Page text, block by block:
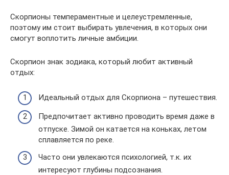
Скорпионы темпераментные и целеустремленные,
поэтому им стоит выбирать увлечения, в которых они
смогут воплотить личные амбиции.
Скорпион знак зодиака, который любит активный
отдых:
Идеальный отдых для Скорпиона – путешествия.
Предпочитает активно проводить время даже в
отпуске. Зимой он катается на коньках, летом
сплавляется по реке.
Часто они увлекаются психологией, т.к. их
интересуют глубины подсознания.